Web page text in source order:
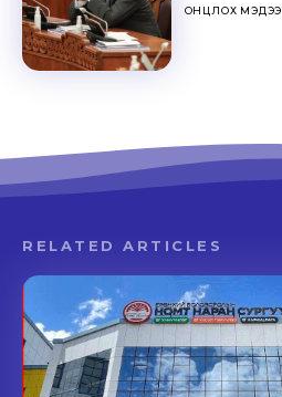
ОНЦЛОХ МЭДЭЭ
RELATED ARTICLES